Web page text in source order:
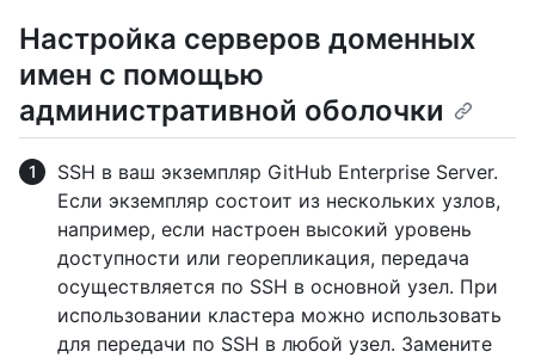
Настройка серверов доменных
имен с помощью
административной оболочки
SSH в ваш экземпляр GitHub Enterprise Server.
Если экземпляр состоит из нескольких узлов,
например, если настроен высокий уровень
доступности или георепликация, передача
осуществляется по SSH в основной узел. При
использовании кластера можно использовать
для передачи по SSH в любой узел. Замените